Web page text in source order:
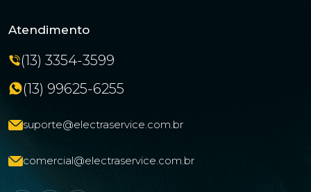
Atendimento
(13) 3354-3599
(13) 99625-6255
suporte@electraservice.com.br
comercial@electraservice.com.br